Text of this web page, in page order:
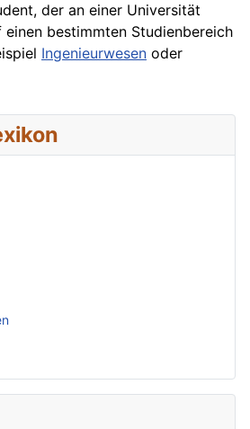
der an einer Universität
bestimmten Studienbereich
Ingenieurwesen oder